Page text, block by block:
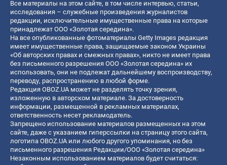
Все материалы на этом сайте, в том числе интервью, статьи,
исследования – служебные произведения журналистов
редакции, исключительные имущественные права на которые
принадлежат ООО «Золотая середина».
На все опубликованные фотоматериалы Getty Images редакция
имеет имущественные права, защищаемые законом Украины
«Об авторских правах и смежных правах», никто не имеет права
без письменного разрешения ООО «Золотая середина» их
использовать, они не подлежат дальнейшему воспроизводству,
переводу, распространению в любой форме.
Редакция OBOZ.UA может не разделять точку зрения,
изложенную в авторском материале. За достоверность
информации, размещенной в рекламных материалах,
ответственность несет рекламодатель.
Запрещено использование материалов размещенных на этом
сайте, даже с указанием гиперссылки на страницу этого сайта,
логотипа OBOZ.UA или любого другого упоминания, но без
письменного разрешения Редакции/ООО «Золотая середина»
Незаконным использованием материалов будет считаться: